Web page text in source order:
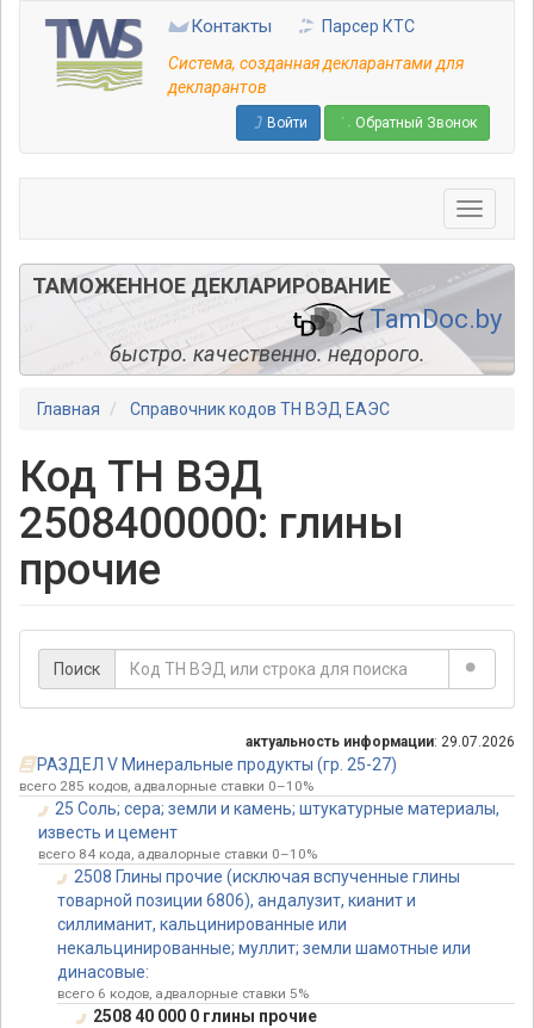
основному
содержанию
Контакты
Парсер КТС
Система, созданная декларантами для
декларантов
Войти Обратный Звонок
ТАМОЖЕННОЕ ДЕКЛАРИРОВАНИЕ
TamDoc.by
быстро. качественно. недорого.
Главная Справочник кодов ТН ВЭД ЕАЭС
Код ТН ВЭД
2508400000: глины
прочие
Поиск
актуальность информации: 29.07.2026
РАЗДЕЛ V Минеральные продукты (гр. 25-27)
всего 285 кодов, адвалорные ставки 0–10%
25 Соль; сера; земли и камень; штукатурные материалы,
известь и цемент
всего 84 кода, адвалорные ставки 0–10%
2508 Глины прочие (исключая вспученные глины
товарной позиции 6806), андалузит, кианит и
силлиманит, кальцинированные или
некальцинированные; муллит; земли шамотные или
динасовые:
всего 6 кодов, адвалорные ставки 5%
2508 40 000 0 глины прочие